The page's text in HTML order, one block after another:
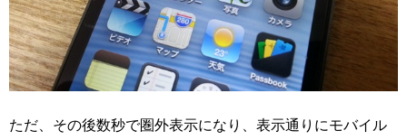
ただ、その後数秒で圏外表示になり、表示通りにモバイル